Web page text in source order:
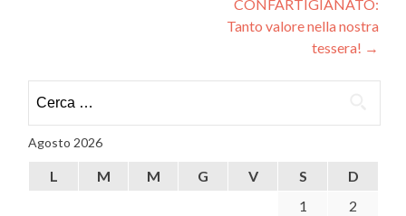
CONFARTIGIANATO:
Tanto valore nella nostra
tessera! →
per:
Agosto 2026
L M M G V S
D
1
2